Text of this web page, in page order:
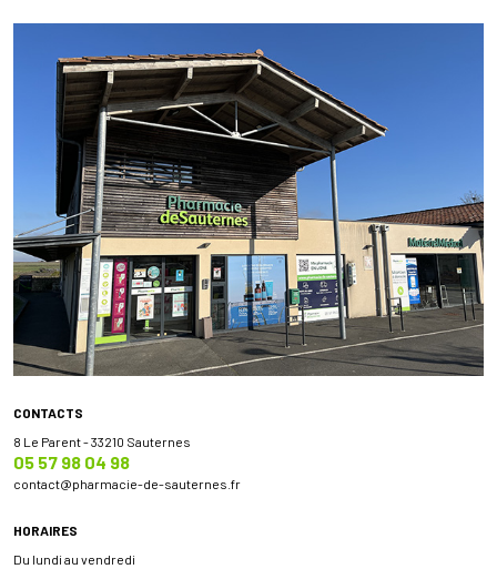
CONTACTS
8 Le Parent - 33210 Sauternes
05 57 98 04 98
contact@pharmacie-de-sauternes.fr
HORAIRES
Du lundi au vendredi